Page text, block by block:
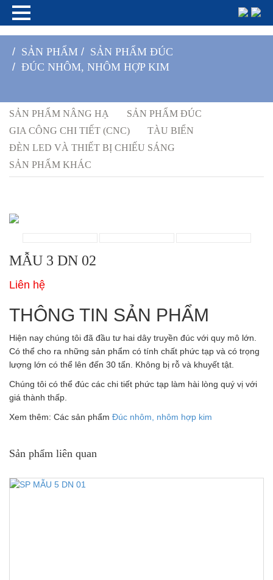
/ SẢN PHẨM / SẢN PHẨM ĐÚC
/ ĐÚC NHÔM, NHÔM HỢP KIM
SẢN PHẨM NÂNG HẠ
SẢN PHẨM ĐÚC
GIA CÔNG CHI TIẾT (CNC)
TÀU BIỂN
ĐÈN LED VÀ THIẾT BỊ CHIẾU SÁNG
SẢN PHẨM KHÁC
MẪU 3 DN 02
Liên hệ
THÔNG TIN SẢN PHẨM
Hiện nay chúng tôi đã đầu tư hai dây truyền đúc với quy mô lớn.
Có thể cho ra những sản phẩm có tính chất phức tạp và có trọng
lượng lớn có thể lên đến 30 tấn. Không bị rỗ và khuyết tật.
Chúng tôi có thể đúc các chi tiết phức tạp làm hài lòng quý vị với
giá thành thấp.
Xem thêm: Các sản phẩm Đúc nhôm, nhôm hợp kim
Sản phẩm liên quan